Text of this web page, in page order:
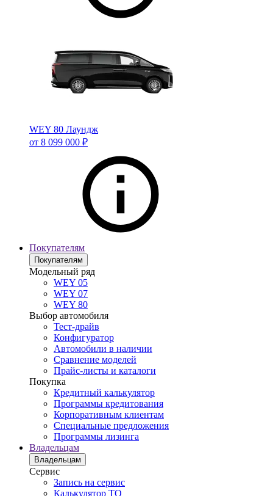
WEY 80 Лаундж
от 8 099 000 ₽
Покупателям
Покупателям
Модельный ряд
WEY 05
WEY 07
WEY 80
Выбор автомобиля
Тест-драйв
Конфигуратор
Автомобили в наличии
Сравнение моделей
Прайс-листы и каталоги
Покупка
Кредитный калькулятор
Программы кредитования
Корпоративным клиентам
Специальные предложения
Программы лизинга
Владельцам
Владельцам
Сервис
Запись на сервис
Калькулятор ТО